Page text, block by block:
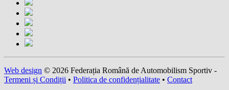
Web design © 2026 Federația Română de Automobilism Sportiv -
Termeni și Condiții • Politica de confidențialitate • Contact